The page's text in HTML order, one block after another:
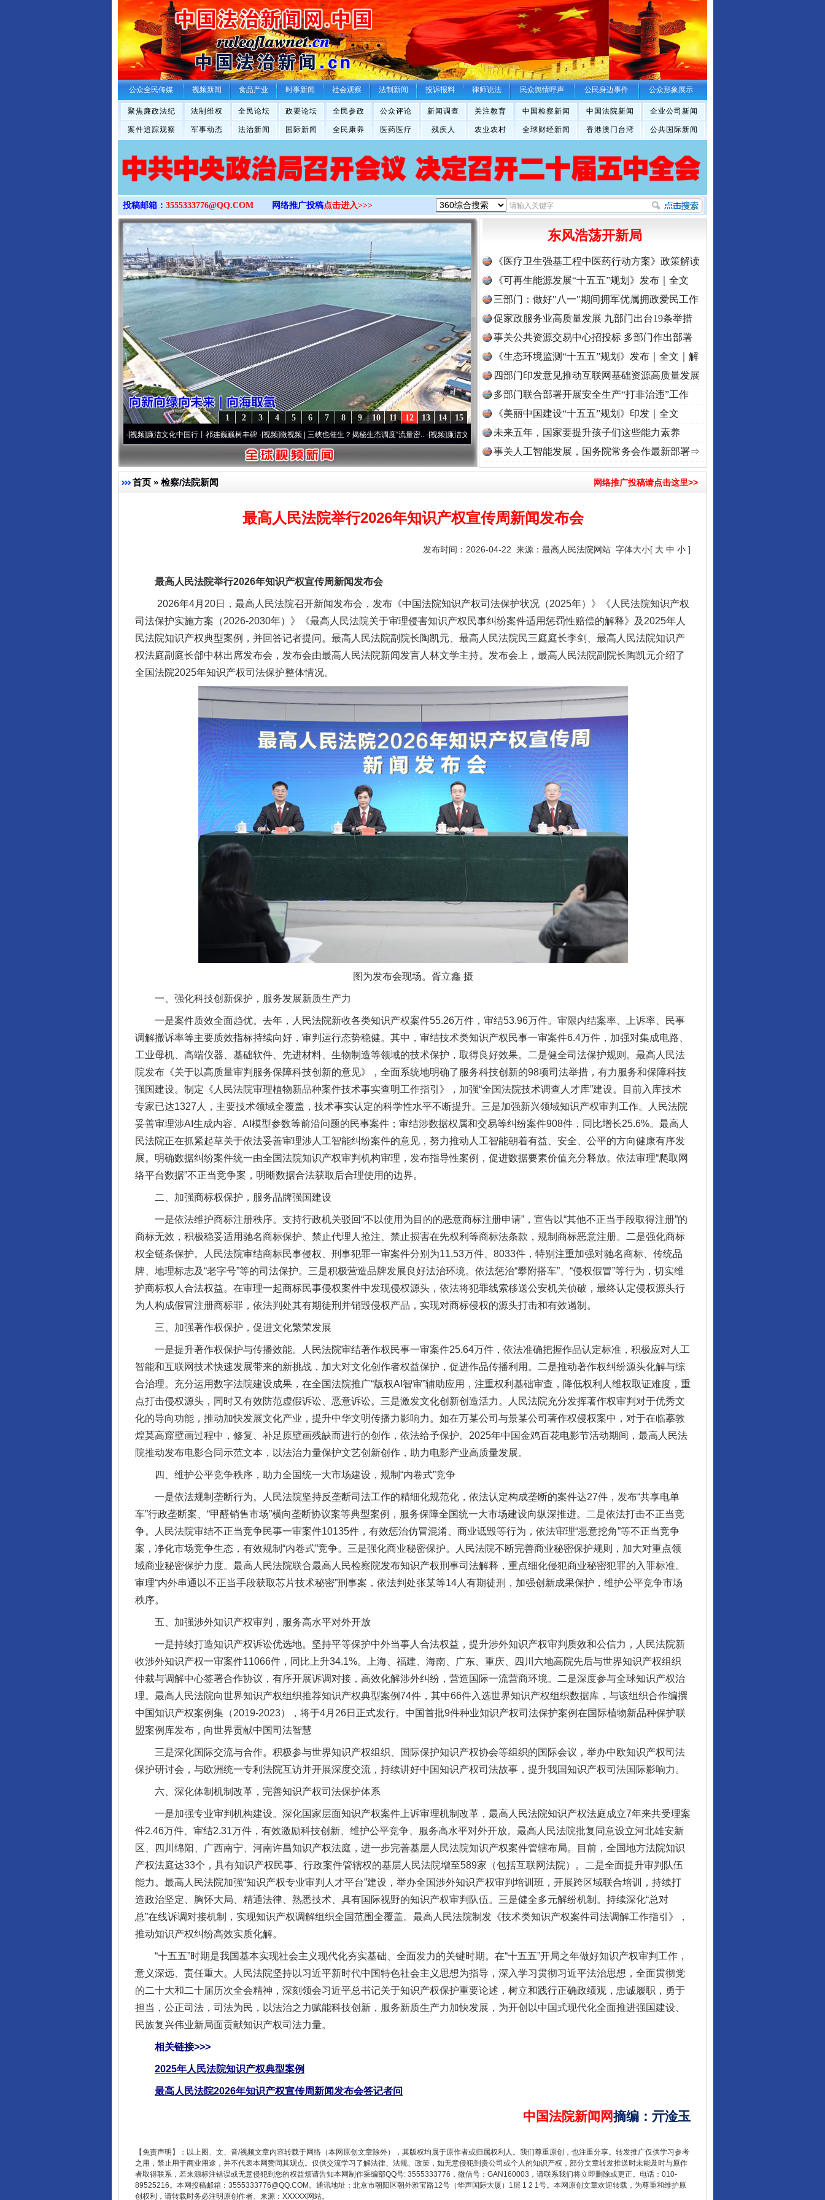
>
公众全民传媒 视频新闻 食品产业 时事新闻 社会观察 法制新闻 投诉报料 律师说法 民众舆情呼声 公民身边事件 公众形象展示
聚焦廉政法纪 法制维权 全民论坛 政要论坛 全民参政 公众评论 新闻调查 关注教育 中国检察新闻 中国法院新闻 企业公司新闻
案件追踪观察 军事动态 法治新闻 国际新闻 全民康养 医药医疗 残疾人 农业农村 全球财经新闻 香港澳门台湾 公共国际新闻
投稿邮箱： 3555333776@QQ.COM 网络推广投稿点击进入>>>
15
14
13
12
11
10
9
8
7
6
5
4
3
2
1
廉洁文化中国行丨祁连巍巍树丰碑·[视频]微视频 | 三峡也催生？揭秘生态调度“流量密..·[视频]廉洁文化中国行 | 遵义：雄关漫道展新颜.. ·[视频]衣柜里的秘密·[视频]深度关注丨春天里的科技盛宴
东风浩荡开新局
《医疗卫生强基工程中医药行动方案》政策解读
《可再生能源发展“十五五”规划》发布｜全文
三部门：做好"八一"期间拥军优属拥政爱民工作
促家政服务业高质量发展 九部门出台19条举措
事关公共资源交易中心招投标 多部门作出部署
《生态环境监测“十五五”规划》发布｜全文｜解
读
四部门印发意见推动互联网基础资源高质量发展
多部门联合部署开展安全生产“打非治违”工作
《美丽中国建设“十五五”规划》印发｜全文
未来五年，国家要提升孩子们这些能力素养
事关人工智能发展，国务院常务会作最新部署⇒
首页 » 检察/法院新闻 网络推广投稿请点击这里>>
最高人民法院举行2026年知识产权宣传周新闻发布会
发布时间：2026-04-22 来源： 最高人民法院网站 字体大小[ 大 中 小 ]
最高人民法院举行2026年知识产权宣传周新闻发布会
2026年4月20日，最高人民法院召开新闻发布会，发布《中国法院知识产权司法保护状况（2025年）》《人民法院知识产权
司法保护实施方案（2026-2030年）》《最高人民法院关于审理侵害知识产权民事纠纷案件适用惩罚性赔偿的解释》及2025年人
民法院知识产权典型案例，并回答记者提问。最高人民法院副院长陶凯元、最高人民法院民三庭庭长李剑、最高人民法院知识产
权法庭副庭长郃中林出席发布会，发布会由最高人民法院新闻发言人林文学主持。发布会上，最高人民法院副院长陶凯元介绍了
全国法院2025年知识产权司法保护整体情况。
图为发布会现场。胥立鑫 摄
一、强化科技创新保护，服务发展新质生产力
一是案件质效全面趋优。去年，人民法院新收各类知识产权案件55.26万件，审结53.96万件。审限内结案率、上诉率、民事
调解撤诉率等主要质效指标持续向好，审判运行态势稳健。其中，审结技术类知识产权民事一审案件6.4万件，加强对集成电路、
工业母机、高端仪器、基础软件、先进材料、生物制造等领域的技术保护，取得良好效果。二是健全司法保护规则。最高人民法
院发布《关于以高质量审判服务保障科技创新的意见》，全面系统地明确了服务科技创新的98项司法举措，有力服务和保障科技
强国建设。制定《人民法院审理植物新品种案件技术事实查明工作指引》，加强“全国法院技术调查人才库”建设。目前入库技术
专家已达1327人，主要技术领域全覆盖，技术事实认定的科学性水平不断提升。三是加强新兴领域知识产权审判工作。人民法院
妥善审理涉AI生成内容、AI模型参数等前沿问题的民事案件；审结涉数据权属和交易等纠纷案件908件，同比增长25.6%。最高人
民法院正在抓紧起草关于依法妥善审理涉人工智能纠纷案件的意见，努力推动人工智能朝着有益、安全、公平的方向健康有序发
展。明确数据纠纷案件统一由全国法院知识产权审判机构审理，发布指导性案例，促进数据要素价值充分释放。依法审理“爬取网
络平台数据”不正当竞争案，明晰数据合法获取后合理使用的边界。
二、加强商标权保护，服务品牌强国建设
一是依法维护商标注册秩序。支持行政机关驳回“不以使用为目的的恶意商标注册申请”，宣告以“其他不正当手段取得注册”的
商标无效，积极稳妥适用驰名商标保护、禁止代理人抢注、禁止损害在先权利等商标法条款，规制商标恶意注册。二是强化商标
权全链条保护。人民法院审结商标民事侵权、刑事犯罪一审案件分别为11.53万件、8033件，特别注重加强对驰名商标、传统品
牌、地理标志及“老字号”等的司法保护。三是积极营造品牌发展良好法治环境。依法惩治“攀附搭车”、“侵权假冒”等行为，切实维
护商标权人合法权益。在审理一起商标民事侵权案件中发现侵权源头，依法将犯罪线索移送公安机关侦破，最终认定侵权源头行
为人构成假冒注册商标罪，依法判处其有期徒刑并销毁侵权产品，实现对商标侵权的源头打击和有效遏制。
三、加强著作权保护，促进文化繁荣发展
一是提升著作权保护与传播效能。人民法院审结著作权民事一审案件25.64万件，依法准确把握作品认定标准，积极应对人工
智能和互联网技术快速发展带来的新挑战，加大对文化创作者权益保护，促进作品传播利用。二是推动著作权纠纷源头化解与综
合治理。充分运用数字法院建设成果，在全国法院推广“版权AI智审”辅助应用，注重权利基础审查，降低权利人维权取证难度，重
点打击侵权源头，同时又有效防范虚假诉讼、恶意诉讼。三是激发文化创新创造活力。人民法院充分发挥著作权审判对于优秀文
化的导向功能，推动加快发展文化产业，提升中华文明传播力影响力。如在万某公司与景某公司著作权侵权案中，对于在临摹敦
煌莫高窟壁画过程中，修复、补足原壁画残缺而进行的创作，依法给予保护。2025年中国金鸡百花电影节活动期间，最高人民法
院推动发布电影合同示范文本，以法治力量保护文艺创新创作，助力电影产业高质量发展。
四、维护公平竞争秩序，助力全国统一大市场建设，规制“内卷式”竞争
一是依法规制垄断行为。人民法院坚持反垄断司法工作的精细化规范化，依法认定构成垄断的案件达27件，发布“共享电单
车”行政垄断案、“甲醛销售市场”横向垄断协议案等典型案例，服务保障全国统一大市场建设向纵深推进。二是依法打击不正当竞
争。人民法院审结不正当竞争民事一审案件10135件，有效惩治仿冒混淆、商业诋毁等行为，依法审理“恶意挖角”等不正当竞争
案，净化市场竞争生态，有效规制“内卷式”竞争。三是强化商业秘密保护。人民法院不断完善商业秘密保护规则，加大对重点领
域商业秘密保护力度。最高人民法院联合最高人民检察院发布知识产权刑事司法解释，重点细化侵犯商业秘密犯罪的入罪标准。
审理“内外串通以不正当手段获取芯片技术秘密”刑事案，依法判处张某等14人有期徒刑，加强创新成果保护，维护公平竞争市场
秩序。
五、加强涉外知识产权审判，服务高水平对外开放
一是持续打造知识产权诉讼优选地。坚持平等保护中外当事人合法权益，提升涉外知识产权审判质效和公信力，人民法院新
收涉外知识产权一审案件11066件，同比上升34.1%。上海、福建、海南、广东、重庆、四川六地高院先后与世界知识产权组织
仲裁与调解中心签署合作协议，有序开展诉调对接，高效化解涉外纠纷，营造国际一流营商环境。二是深度参与全球知识产权治
理。最高人民法院向世界知识产权组织推荐知识产权典型案例74件，其中66件入选世界知识产权组织数据库，与该组织合作编撰
中国知识产权案例集（2019-2023），将于4月26日正式发行。中国首批9件种业知识产权司法保护案例在国际植物新品种保护联
盟案例库发布，向世界贡献中国司法智慧
三是深化国际交流与合作。积极参与世界知识产权组织、国际保护知识产权协会等组织的国际会议，举办中欧知识产权司法
保护研讨会，与欧洲统一专利法院互访并开展深度交流，持续讲好中国知识产权司法故事，提升我国知识产权司法国际影响力。
六、深化体制机制改革，完善知识产权司法保护体系
一是加强专业审判机构建设。深化国家层面知识产权案件上诉审理机制改革，最高人民法院知识产权法庭成立7年来共受理案
件2.46万件、审结2.31万件，有效激励科技创新、维护公平竞争、服务高水平对外开放。最高人民法院批复同意设立河北雄安新
区、四川绵阳、广西南宁、河南许昌知识产权法庭，进一步完善基层人民法院知识产权案件管辖布局。目前，全国地方法院知识
产权法庭达33个，具有知识产权民事、行政案件管辖权的基层人民法院增至589家（包括互联网法院）。二是全面提升审判队伍
能力。最高人民法院加强“知识产权专业审判人才平台”建设，举办全国涉外知识产权审判培训班，开展跨区域联合培训，持续打
造政治坚定、胸怀大局、精通法律、熟悉技术、具有国际视野的知识产权审判队伍。三是健全多元解纷机制。持续深化“总对
总”在线诉调对接机制，实现知识产权调解组织全国范围全覆盖。最高人民法院制发《技术类知识产权案件司法调解工作指引》，
推动知识产权纠纷高效实质化解。
“十五五”时期是我国基本实现社会主义现代化夯实基础、全面发力的关键时期。在“十五五”开局之年做好知识产权审判工作，
意义深远、责任重大。人民法院坚持以习近平新时代中国特色社会主义思想为指导，深入学习贯彻习近平法治思想，全面贯彻党
的二十大和二十届历次全会精神，深刻领会习近平总书记关于知识产权保护重要论述，树立和践行正确政绩观，忠诚履职，勇于
担当，公正司法，司法为民，以法治之力赋能科技创新，服务新质生产力加快发展，为开创以中国式现代化全面推进强国建设、
民族复兴伟业新局面贡献知识产权司法力量。
相关链接>>>
2025年人民法院知识产权典型案例
最高人民法院2026年知识产权宣传周新闻发布会答记者问
中国法院新闻网摘编 ： 亓淦玉
【免责声明】：以上图、文、音/视频文章内容转载于网络（本网原创文章除外），其版权均属于原作者或归属权利人。我们尊重原创，也注重分享。转发推广仅供学习参考
之用，禁止用于商业用途，并不代表本网赞同其观点。仅供交流学习了解法律、法规、政策，如无意侵犯到贵公司或个人的知识产权，部分文章转发推送时未能及时与原作
者取得联系，若来源标注错误或无意侵犯到您的权益烦请告知本网制作采编部QQ号: 3555333776，微信号：GAN160003，请联系我们将立即删除或更正。电话：010-
89525216。本网投稿邮箱：3555333776@QQ.COM。通讯地址：北京市朝阳区朝外雅宝路12号（华声国际大厦）1层 1 2 1号。本网原创文章欢迎转载，为尊重和维护原
创权利，请转载时务必注明原创作者、来源：XXXXX网站。
完善运行机制助力责任有效落实 一纸欠条伤亲情 巡回调解促和解..
东山县通报“牛蛙产品抗生素超标问题”
“后车司机肯定在骂我”